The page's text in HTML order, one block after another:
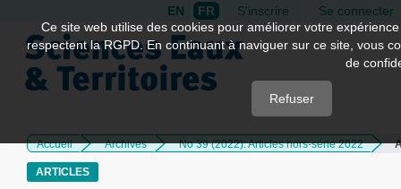
Quick
jump
page
Main
Navigation
EN FR S'inscrire Se connecter
Accueil Archives No 39 (2022): Articles hors-série 2022
ARTICLES
Ce site web utilise des cookies pour améliorer votre
respectent la RGPD. En continuant à naviguer sur ce site, vous
de
Refuser